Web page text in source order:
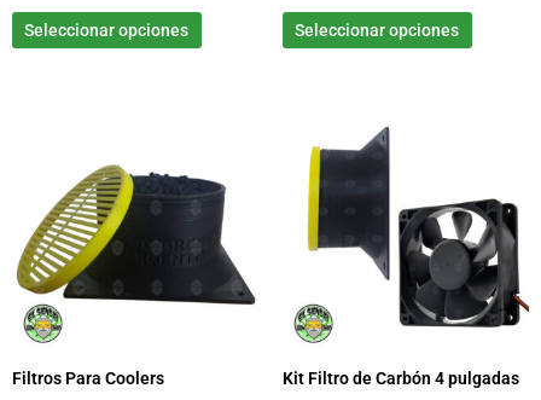
Seleccionar opciones
de
Seleccionar opciones
de
Filtros Para Coolers
desde
$0,00
hasta
múltiples
variantes.
Las
opciones
se
Kit Filtro de Carbón 4 pulgadas